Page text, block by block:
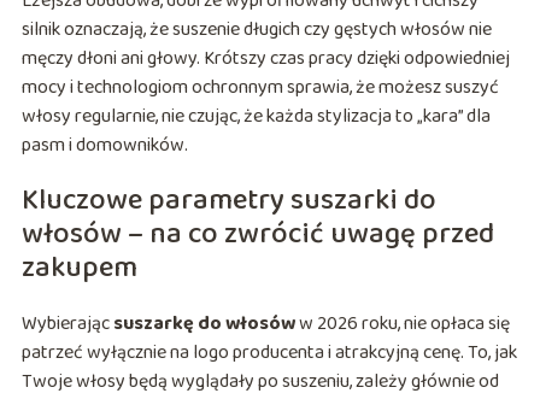
silnik oznaczają, że suszenie długich czy gęstych włosów nie
męczy dłoni ani głowy. Krótszy czas pracy dzięki odpowiedniej
mocy i technologiom ochronnym sprawia, że możesz suszyć
włosy regularnie, nie czując, że każda stylizacja to „kara” dla
pasm i domowników.
Kluczowe parametry suszarki do
włosów – na co zwrócić uwagę przed
zakupem
Wybierającsuszarkę do włosóww 2026 roku, nie opłaca się
patrzeć wyłącznie na logo producenta i atrakcyjną cenę. To, jak
Twoje włosy będą wyglądały po suszeniu, zależy głównie od